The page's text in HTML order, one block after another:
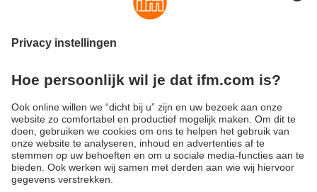
codes worden op betrouwbare wijze geïdentificeerd.
Daarvoor voert hij tekstherkenningstaken uit met behulp
productidentificatie aan de hand van typerende kenmerken
of serienummers.
Afhankelijk van de variant worden onafhankelijk van kleur,
kwaliteit en glans door het gebruik van verschillende
afbeeldingen probleemloos codes en teksten op de meest
uiteenlopende achtergronden herkend.